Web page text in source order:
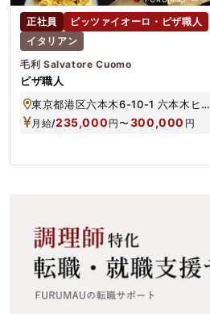
正社員
ピッツァイオーロ・ピザ職人
イタリアン
毛利 Salvatore Cuomo
ピザ職人
東京都港区六本木6-10-1 六本木ヒルズ ヒルサイド B2F
月給/235,000 円〜300,000 円